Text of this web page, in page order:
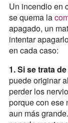
Un incendio en
se quema la
apagado, un
intentar
en cada caso:
1. Si se trata
puede originar
perder los
porque con ese
aun más